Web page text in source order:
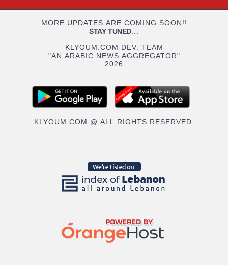
MORE UPDATES ARE COMING SOON!!
STAY TUNED...
KLYOUM.COM DEV. TEAM
"AN ARABIC NEWS AGGREGATOR"
2026
KLYOUM.COM @ ALL RIGHTS RESERVED.